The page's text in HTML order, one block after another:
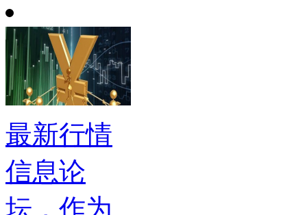
最新行情
信息论
坛，作为